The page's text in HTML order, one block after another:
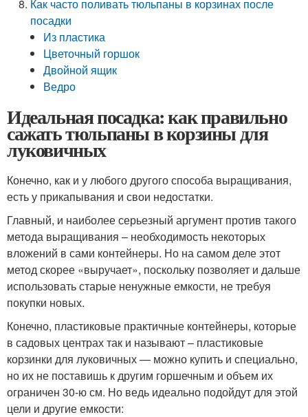
Как часто поливать тюльпаны в корзинах после
посадки
Из пластика
Цветочный горшок
Двойной ящик
Ведро
Идеальная посадка: как правильно
сажать тюльпаны в корзины для
луковичных
Конечно, как и у любого другого способа выращивания,
есть у прикапывания и свои недостатки.
Главный, и наиболее серьезный аргумент против такого
метода выращивания – необходимость некоторых
вложений в сами контейнеры. Но на самом деле этот
метод скорее «выручает», поскольку позволяет и дальше
использовать старые ненужные емкости, не требуя
покупки новых.
Конечно, пластиковые практичные контейнеры, которые
в садовых центрах так и называют – пластиковые
корзинки для луковичных — можно купить и специально,
но их не поставишь к другим горшечным и объем их
ограничен 30-ю см. Но ведь идеально подойдут для этой
цели и другие емкости: